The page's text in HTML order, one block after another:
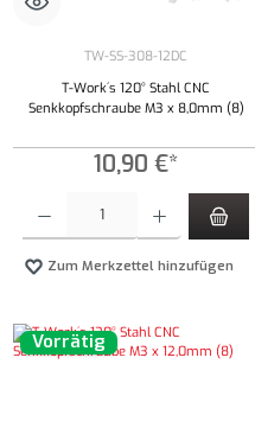
TW-SS-308-12DC
T-Work´s 120° Stahl CNC
Senkkopfschraube M3 x 8,0mm (8)
10,90 €*
Zum Merkzettel hinzufügen
Vorrätig